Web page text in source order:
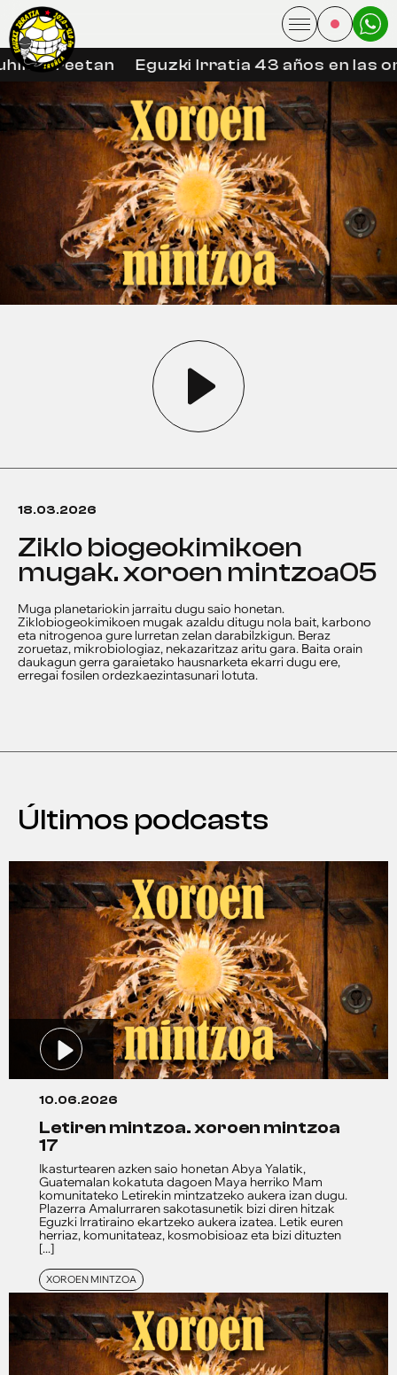
libreetan Eguzki Irratia 43 años en las
18.03.2026
ziklo biogeokimikoen
mugak. xoroen mintzoa05
Muga planetariokin jarraitu dugu saio honetan.
Ziklobiogeokimikoen mugak azaldu ditugu nola bait, karbono
eta nitrogenoa gure lurretan zelan darabilzkigun. Beraz
zoruetaz, mikrobiologiaz, nekazaritzaz aritu gara. Baita orain
daukagun gerra garaietako hausnarketa ekarri dugu ere,
erregai fosilen ordezkaezintasunari lotuta.
Últimos podcasts
10.06.2026
letiren mintzoa. xoroen mintzoa
17
Ikasturtearen azken saio honetan Abya Yalatik,
Guatemalan kokatuta dagoen Maya herriko Mam
komunitateko Letirekin mintzatzeko aukera izan dugu.
Plazerra Amalurraren sakotasunetik bizi diren hitzak
Eguzki Irratiraino ekartzeko aukera izatea. Letik euren
herriaz, komunitateaz, kosmobisioaz eta bizi dituzten
[...]
XOROEN MINTZOA